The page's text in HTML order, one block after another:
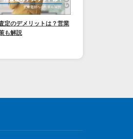
定のデメリットは？営業
も解説